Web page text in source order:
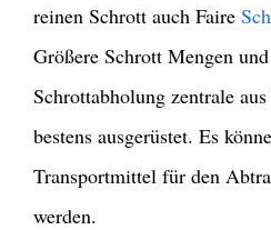
reinen Schrott auch Faire
Größere Schrott Mengen und
Schrottabholung zentrale
bestens ausgerüstet. Es
Transportmittel für den
werden.